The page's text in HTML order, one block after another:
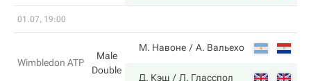
01.07, 19:00
Wimbledon ATP
Male
Double
М. Навоне А. Вальехо
Д. Кэш Л. Гласспол